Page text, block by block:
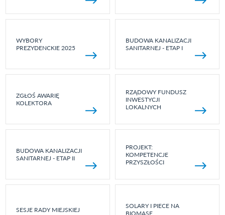
WYBORY
PREZYDENCKIE 2025
BUDOWA KANALIZACJI
SANITARNEJ - ETAP I
ZGŁOŚ AWARIĘ
KOLEKTORA
RZĄDOWY FUNDUSZ
INWESTYCJI
LOKALNYCH
BUDOWA KANALIZACJI
SANITARNEJ - ETAP II
PROJEKT:
KOMPETENCJE
PRZYSZŁOŚCI
SESJE RADY MIEJSKIEJ
SOLARY I PIECE NA
BIOMASĘ